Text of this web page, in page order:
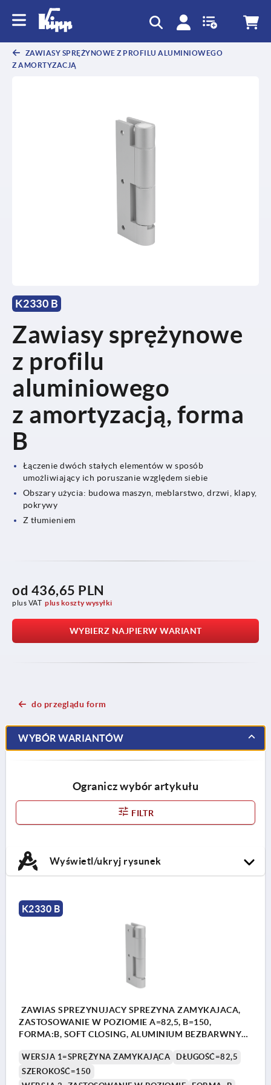
ZAWIASY SPRĘŻYNOWE Z PROFILU ALUMINIOWEGO
Z AMORTYZACJĄ
K2330 B
Zawiasy sprężynowe
z profilu
aluminiowego
z amortyzacją, forma
B
Łączenie dwóch stałych elementów w sposób
umożliwiający ich poruszanie względem siebie
Obszary użycia: budowa maszyn, meblarstwo, drzwi, klapy,
pokrywy
Z tłumieniem
od 436,65 PLN
plus VAT plus koszty wysyłki
WYBIERZ NAJPIERW WARIANT
do przeglądu form
WYBÓR WARIANTÓW
Ogranicz wybór artykułu
FILTR
Wyświetl/ukryj rysunek
K2330 B
ZAWIAS SPREZYNUJACY SPREZYNA ZAMYKAJACA,
ZASTOSOWANIE W POZIOMIE A=82,5, B=150,
FORMA:B, SOFT CLOSING, ALUMINIUM BEZBARWNY
WERSJA 1=SPRĘŻYNA ZAMYKAJĄCA
DŁUGOŚĆ=82,5
SZEROKOŚĆ=150